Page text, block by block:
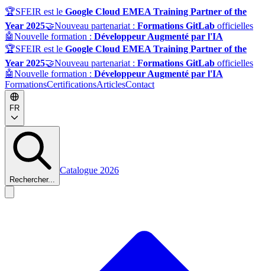
🏆SFEIR est le Google Cloud EMEA Training Partner of the
Year 2025🤝Nouveau partenariat : Formations GitLab officielles
🤖Nouvelle formation : Développeur Augmenté par l'IA
🏆SFEIR est le Google Cloud EMEA Training Partner of the
Year 2025🤝Nouveau partenariat : Formations GitLab officielles
🤖Nouvelle formation : Développeur Augmenté par l'IA
FormationsCertificationsArticlesContact
FR
Rechercher...
Catalogue 2026